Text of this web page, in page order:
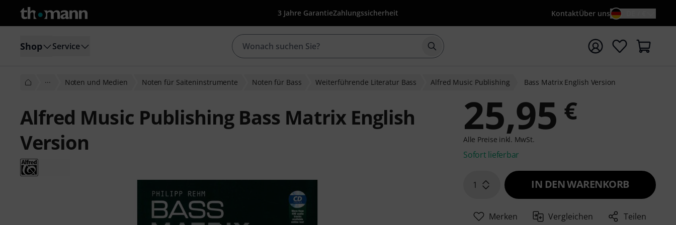
3 Jahre GarantieZahlungssicherheit KontaktÜber uns
Shop Service Suche mit Suchwort {searchTerm} starten
··· Noten und Medien Noten für Saiteninstrumente Noten für Bass Weiterführende Literatur Bass Alfred Music Publishing Bass Matrix English Version
Alfred Music Publishing Bass Matrix English
Version
25,95 €
Alle Preise inkl. MwSt.
Sofort lieferbar
1 IN DEN WARENKORB
Merken Vergleichen Teilen